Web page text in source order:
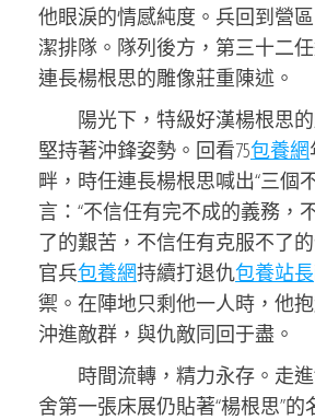
他眼淚的情感純度。兵回到營
潔排隊。隊列後方，第三十二
連長楊根思的雕像莊重陳述。
陽光下，特級好漢楊根思
堅持著沖鋒姿勢。回看75包養網
畔，時任連長楊根思喊出“三個
言：“不信任有完不成的義務，
了的艱苦，不信任有克服不了
官兵包養網持續打退仇包養站長
禦。在陣地只剩他一人時，他
沖進敵群，與仇敵同回于盡。
時間流轉，精力永存。走進
舍第一張床展仍貼著“楊根思”的